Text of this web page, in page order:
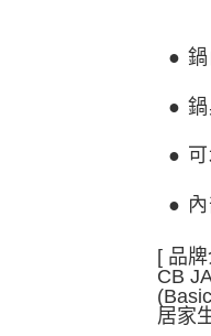
●
●
●
●
[ 品
CB
居家